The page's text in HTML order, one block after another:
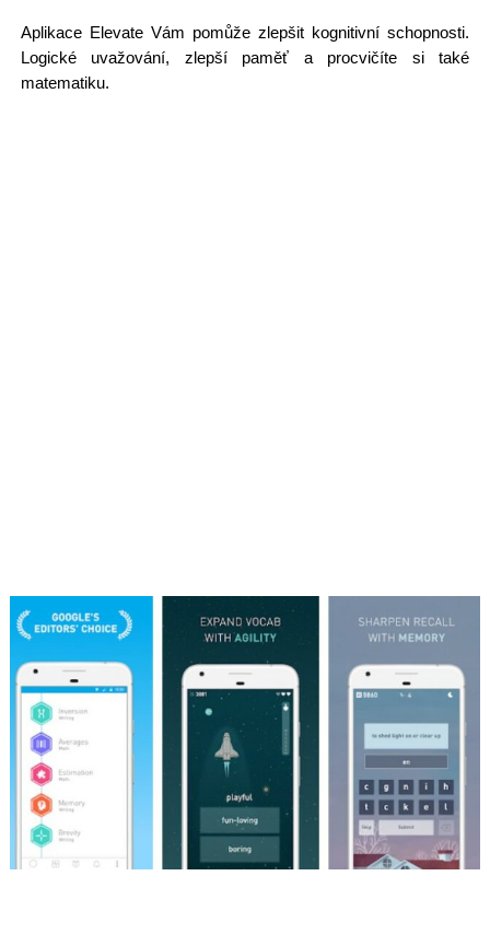
Aplikace Elevate Vám pomůže zlepšit kognitivní schopnosti.
Logické uvažování, zlepší paměť a procvičíte si také
matematiku.